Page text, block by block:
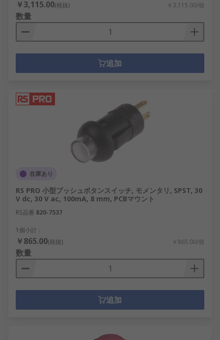
￥3,115.00(税抜) ￥3,115.00/個
数量
追加
在庫あり
RS PRO 小型プッシュボタンスイッチ, モメンタリ, SPST, 30
V dc, 30 V ac, 100mA, 8 mm, PCBマウント
RS品番 820-7537
1個小計：
￥865.00(税抜) ￥865.00/個
数量
追加